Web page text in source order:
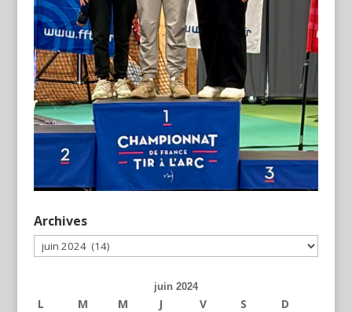
Archives
Archives
juin 2024
L M M J V S
D